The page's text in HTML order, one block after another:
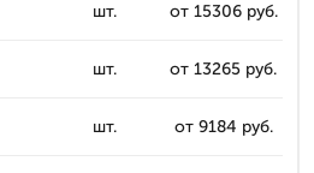
шт. от 15306 руб.
шт. от 13265 руб.
шт. от 9184 руб.